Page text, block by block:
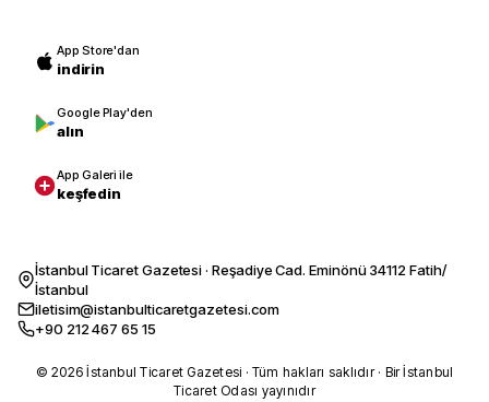
App Store'dan
indirin
Google Play'den
alın
App Galeri ile
keşfedin
İstanbul Ticaret Gazetesi · Reşadiye Cad. Eminönü 34112 Fatih/
İstanbul
iletisim@istanbulticaretgazetesi.com
+90 212 467 65 15
© 2026 İstanbul Ticaret Gazetesi · Tüm hakları saklıdır · Bir İstanbul
Ticaret Odası yayınıdır